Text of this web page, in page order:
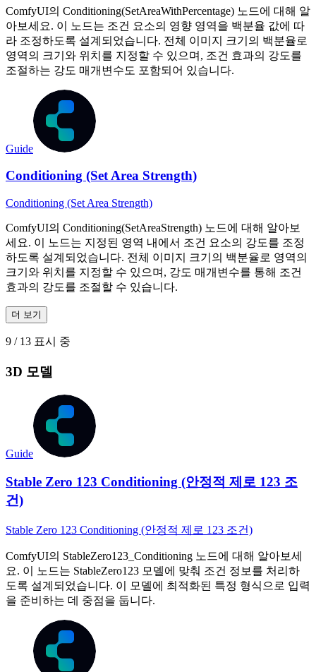
ComfyUI의 Conditioning(SetAreaWithPercentage) 노드에 대해 알
아보세요. 이 노드는 조건 요소의 영향 영역을 백분율 값에 따
라 조정하도록 설계되었습니다. 전체 이미지 크기의 백분율로
영역의 크기와 위치를 지정할 수 있으며, 조건 효과의 강도를
조절하는 강도 매개변수도 포함되어 있습니다.
Guide
Conditioning (Set Area Strength)
Conditioning (Set Area Strength)
ComfyUI의 Conditioning(SetAreaStrength) 노드에 대해 알아보
세요. 이 노드는 지정된 영역 내에서 조건 요소의 강도를 조정
하도록 설계되었습니다. 전체 이미지 크기의 백분율로 영역의
크기와 위치를 지정할 수 있으며, 강도 매개변수를 통해 조건
효과의 강도를 조절할 수 있습니다.
더 보기
9 / 13 표시 중
3D 모델
Guide
Stable Zero 123 Conditioning (안정적 제로 123 조
건)
Stable Zero 123 Conditioning (안정적 제로 123 조건)
ComfyUI의 StableZero123_Conditioning 노드에 대해 알아보세
요. 이 노드는 StableZero123 모델에 맞춰 조건 정보를 처리하
도록 설계되었습니다. 이 모델에 최적화된 특정 형식으로 입력
을 준비하는 데 중점을 둡니다.